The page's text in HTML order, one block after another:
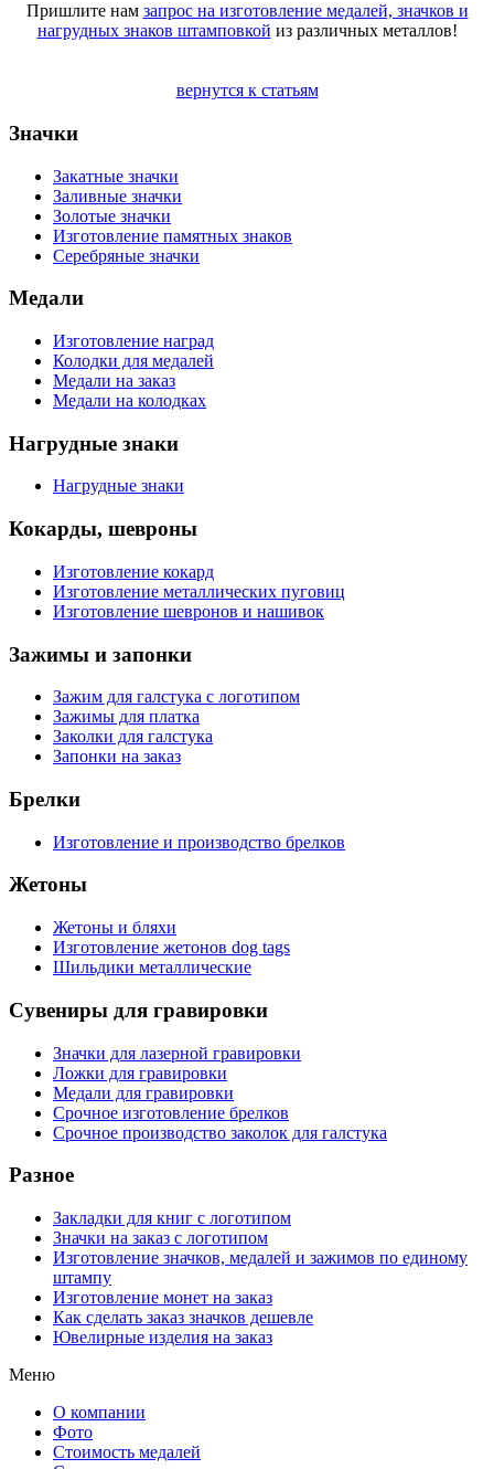
Пришлите нам запрос на изготовление медалей, значков и
нагрудных знаков штамповкой из различных металлов!
вернутся к статьям
Значки
Закатные значки
Заливные значки
Золотые значки
Изготовление памятных знаков
Серебряные значки
Медали
Изготовление наград
Колодки для медалей
Медали на заказ
Медали на колодках
Нагрудные знаки
Нагрудные знаки
Кокарды, шевроны
Изготовление кокард
Изготовление металлических пуговиц
Изготовление шевронов и нашивок
Зажимы и запонки
Зажим для галстука с логотипом
Зажимы для платка
Заколки для галстука
Запонки на заказ
Брелки
Изготовление и производство брелков
Жетоны
Жетоны и бляхи
Изготовление жетонов dog tags
Шильдики металлические
Сувениры для гравировки
Значки для лазерной гравировки
Ложки для гравировки
Медали для гравировки
Срочное изготовление брелков
Срочное производство заколок для галстука
Разное
Закладки для книг с логотипом
Значки на заказ с логотипом
Изготовление значков, медалей и зажимов по единому
штампу
Изготовление монет на заказ
Как сделать заказ значков дешевле
Ювелирные изделия на заказ
Меню
О компании
Фото
Стоимость медалей